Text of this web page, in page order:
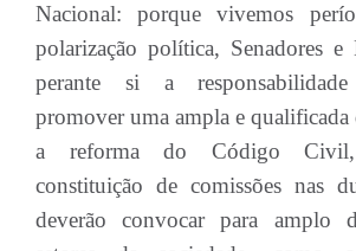
Nacional: porque vivemos
polarização política, Senadores e
perante si a
promover uma ampla e qualificada
a reforma do Código
constituição de comissões nas
deverão convocar para amplo